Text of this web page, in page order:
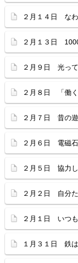
２月１４日 な
２月１３日
２月９日 光っ
２月８日 「働
２月７日 昔の
２月６日 電磁
２月５日 協力
２月２日 自分
２月１日 いつ
１月３１日 鉄